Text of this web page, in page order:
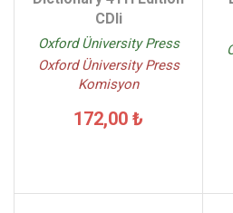
CDli
Oxford Üniversity Press
Oxford Üniversity Press
Komisyon
172,00 ₺